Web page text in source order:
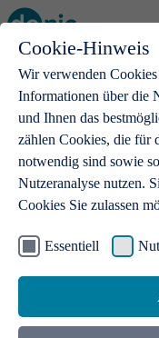
Cookie-Hinweis
Wir verwenden
Informationen über die
und Ihnen das
zählen Cookies, die für
notwendig sind sowie
Nutzeranalyse nutzen.
Cookies Sie zulassen
Essentiell
Open main menu
.de-Domains
Mit einer .de-Domain